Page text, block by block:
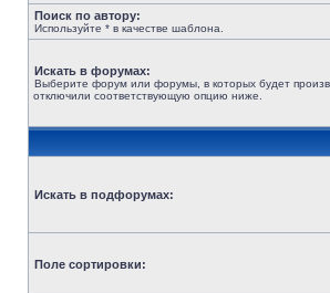
Поиск по автору:
Используйте * в качестве шаблона.
Искать в форумах:
Выберите форум или форумы, в которых будет
отключили соответствующую опцию ниже.
Искать в подфорумах:
Поле сортировки: